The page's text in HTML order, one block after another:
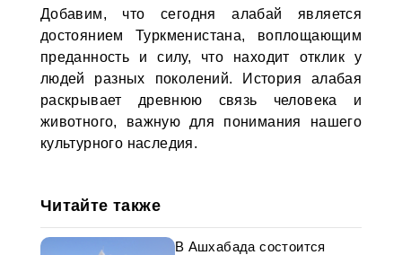
Добавим, что сегодня алабай является
достоянием Туркменистана, воплощающим
преданность и силу, что находит отклик у
людей разных поколений. История алабая
раскрывает древнюю связь человека и
животного, важную для понимания нашего
культурного наследия.
Читайте также
В Ашхабада состоится